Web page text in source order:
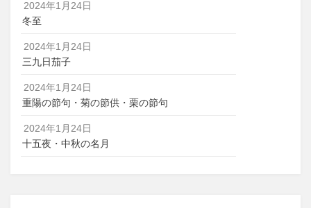
2024年1月24日
冬至
2024年1月24日
三九日茄子
2024年1月24日
重陽の節句・菊の節供・栗の節句
2024年1月24日
十五夜・中秋の名月